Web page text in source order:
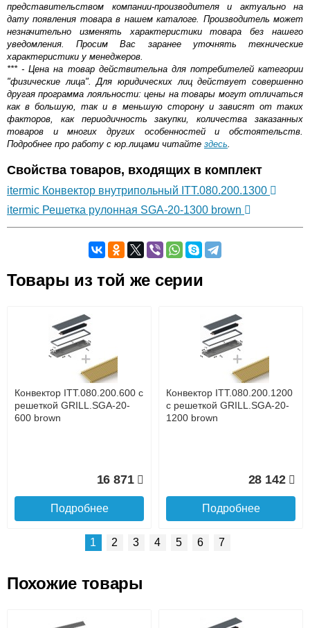
представительством компании-производителя и актуально на
дату появления товара в нашем каталоге. Производитель может
незначительно изменять характеристики товара без нашего
уведомления. Просим Вас заранее уточнять технические
характеристики у менеджеров.
*** - Цена на товар действительна для потребителей категории
"физические лица". Для юридических лиц действует совершенно
другая программа лояльности: цены на товары могут отличаться
как в большую, так и в меньшую сторону и зависят от таких
факторов, как периодичность закупки, количества заказанных
товаров и многих других особенностей и обстоятельств.
Подробнее про работу с юр.лицами читайте здесь.
Свойства товаров, входящих в комплект
itermic Конвектор внутрипольный ITT.080.200.1300
itermic Решетка рулонная SGA-20-1300 brown
Оставьте отзыв
Доставка сантехники по Москве и Московской области
Наличный расчёт
Банковской картой на сайте в режиме реального
времени
Банковской картой при получении товара как при
доставке, так и самовывозом
Интернет-деньгами (Yandex-деньги, Web-money,
Qiwi-кошельки и другие).
Безналичный расчёт (возможно и с НДС)
Товары из той же серии
Конвектор ITT.080.200.600 с
решеткой GRILL.SGA-20-
600 brown
16 871
Подробнее
Конвектор ITT.080.200.1200
с решеткой GRILL.SGA-20-
1200 brown
28 142
Подробнее
Конвектор ITT.080.200.1000 Конвектор ITT.080.200.900 с
1 2 3 4 5 6 7
Похожие товары